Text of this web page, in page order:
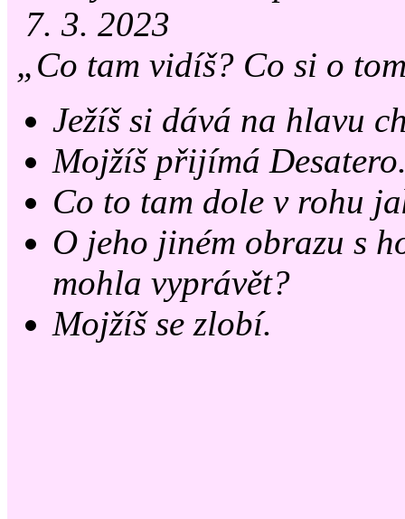
7. 3. 2023
„Co tam vidíš? Co si o
Ježíš si dává na hlavu
Mojžíš přijímá
Co to tam dole v rohu
O jeho jiném obrazu s
mohla vyprávět?
Mojžíš se zlobí.